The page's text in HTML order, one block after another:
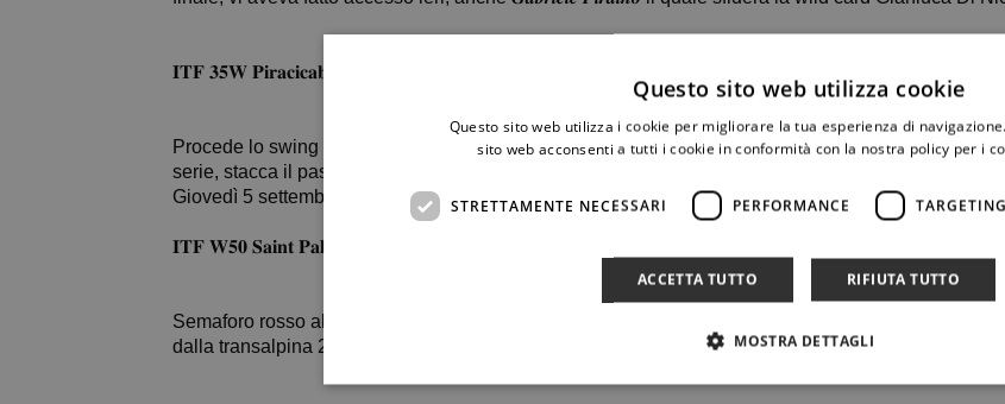
𝐈𝐓𝐅 𝟑𝟓𝐖 𝐏𝐢𝐫𝐚𝐜𝐢𝐜𝐚𝐛𝐚
Procede lo swing sudamericano della ventenne 𝙂𝙞𝙤𝙧𝙜𝙞𝙖 𝙋𝙚𝙙𝙤𝙣𝙚 che sui campi brasiliani di
serie, stacca il pass per i quarti grazie al successo per 6-2 6-4 sulla giocatrice locale Thaisa Pedretti.
Giovedì 5 settembre Pedone affronterà la connazionale Sofia Rocchetti già sconfitta la scorsa
𝐈𝐓𝐅 𝐖𝟓𝟎 𝐒𝐚𝐢𝐧𝐭 𝐏𝐚𝐥𝐚𝐢𝐬 𝐬𝐮𝐫 𝐌𝐞𝐫
Semaforo rosso all’esordio in Francia per 𝑨𝒏𝒂𝒔𝒕𝒂𝒔𝒊𝒂 𝑨𝒃𝒃𝒂𝒈𝒏𝒂𝒕𝒐, brillante finalista la scorsa
dalla transalpina 24enne Alice Robbe n. 399 del ranking.
Questo sito web utilizza cookie
Questo sito web utilizza i cookie per migliorare la tua esperienza di
sito web acconsenti a tutti i cookie in conformità con la nostra policy per i
STRETTAMENTE NECESSARI PERFORMANCE TARGETING
ACCETTA TUTTO RIFIUTA TUTTO
MOSTRA DETTAGLI